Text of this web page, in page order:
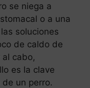
se niega a
o a una
soluciones
de caldo de
cabo,
es la clave
un perro.